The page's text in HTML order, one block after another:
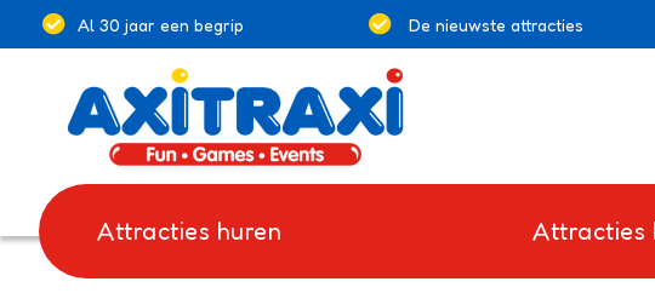
Al 30 jaar een begrip De nieuwste attracties
Attracties huren Attracties